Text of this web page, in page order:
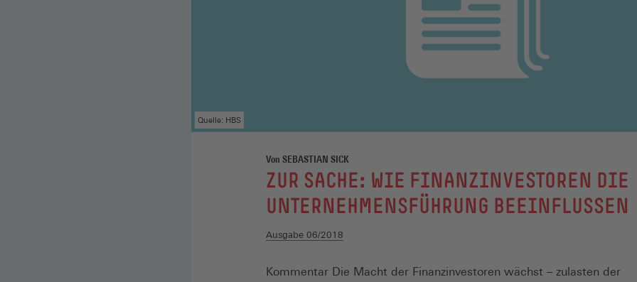
Quelle: HBS
Von SEBASTIAN SICK
:
ZUR SACHE: WIE FINANZINVESTOREN DIE
UNTERNEHMENSFÜHRUNG BEEINFLUSSEN
Ausgabe 06/2018
Kommentar Die Macht der Finanzinvestoren wächst – zulasten der